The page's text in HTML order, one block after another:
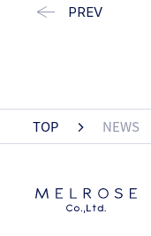
PREV
TOP NEWS